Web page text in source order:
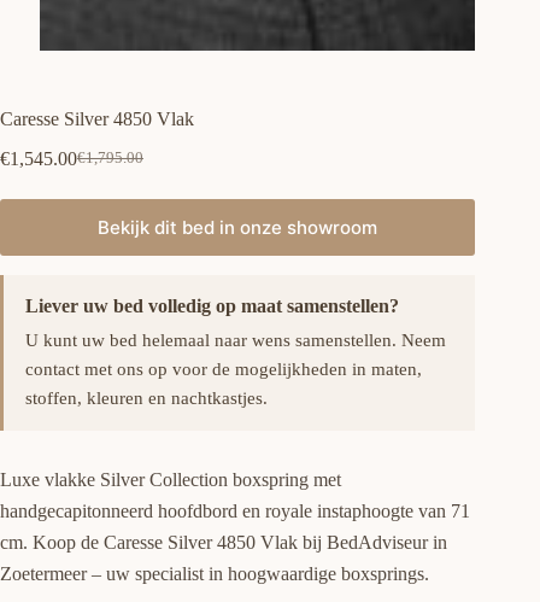
Caresse Silver 4850 Vlak
€1,795.00
Oorspronkelijke
€1,795.00.
€1,545.00Huidige
€1,545.00.
Bekijk dit bed in onze showroom
Liever uw bed volledig op maat samenstellen?
U kunt uw bed helemaal naar wens samenstellen. Neem
contact met ons op voor de mogelijkheden in maten,
stoffen, kleuren en nachtkastjes.
Luxe vlakke Silver Collection boxspring met
handgecapitonneerd hoofdbord en royale instaphoogte van 71
cm. Koop de Caresse Silver 4850 Vlak bij BedAdviseur in
Zoetermeer – uw specialist in hoogwaardige boxsprings.